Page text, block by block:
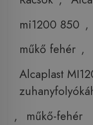
mi1200 850 ,
műkő fehér ,
Alcaplast
,
műkő-fehér